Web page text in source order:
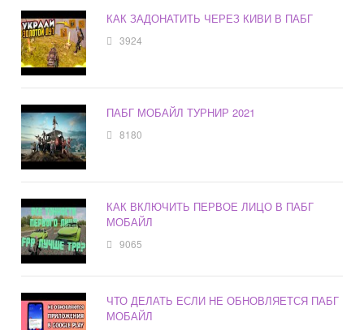
КАК ЗАДОНАТИТЬ ЧЕРЕЗ КИВИ В ПАБГ
3924
ПАБГ МОБАЙЛ ТУРНИР 2021
8180
КАК ВКЛЮЧИТЬ ПЕРВОЕ ЛИЦО В ПАБГ
МОБАЙЛ
9065
ЧТО ДЕЛАТЬ ЕСЛИ НЕ ОБНОВЛЯЕТСЯ ПАБГ
МОБАЙЛ